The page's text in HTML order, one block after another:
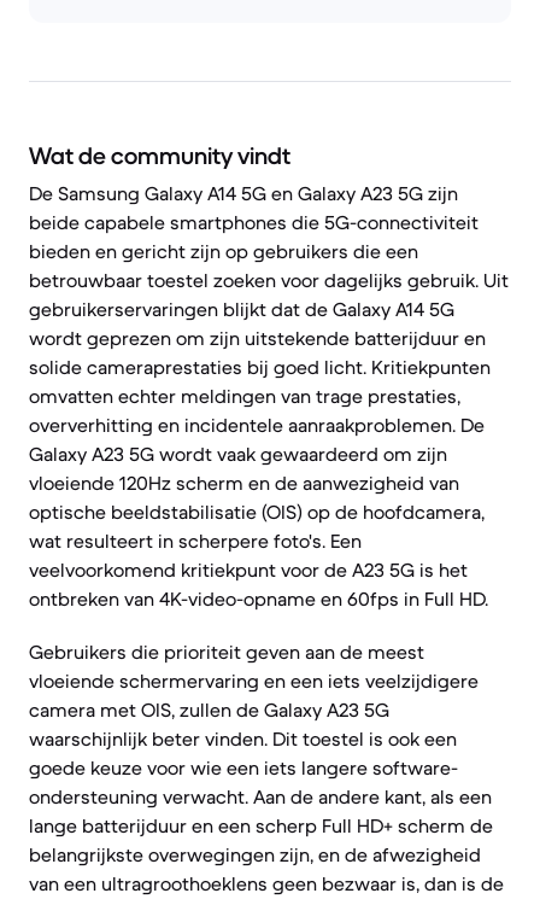
Wat de community vindt
De Samsung Galaxy A14 5G en Galaxy A23 5G zijn
beide capabele smartphones die 5G-connectiviteit
bieden en gericht zijn op gebruikers die een
betrouwbaar toestel zoeken voor dagelijks gebruik. Uit
gebruikerservaringen blijkt dat de Galaxy A14 5G
wordt geprezen om zijn uitstekende batterijduur en
solide cameraprestaties bij goed licht. Kritiekpunten
omvatten echter meldingen van trage prestaties,
oververhitting en incidentele aanraakproblemen. De
Galaxy A23 5G wordt vaak gewaardeerd om zijn
vloeiende 120Hz scherm en de aanwezigheid van
optische beeldstabilisatie (OIS) op de hoofdcamera,
wat resulteert in scherpere foto's. Een
veelvoorkomend kritiekpunt voor de A23 5G is het
ontbreken van 4K-video-opname en 60fps in Full HD.
Gebruikers die prioriteit geven aan de meest
vloeiende schermervaring en een iets veelzijdigere
camera met OIS, zullen de Galaxy A23 5G
waarschijnlijk beter vinden. Dit toestel is ook een
goede keuze voor wie een iets langere software-
ondersteuning verwacht. Aan de andere kant, als een
lange batterijduur en een scherp Full HD+ scherm de
belangrijkste overwegingen zijn, en de afwezigheid
van een ultragroothoeklens geen bezwaar is, dan is de